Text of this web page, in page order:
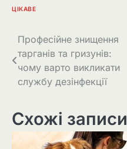
ЦІКАВЕ
Навігація
записів
Професійне знищення
тарганів та гризунів:
чому варто викликати
службу дезінфекції
Схожі записи